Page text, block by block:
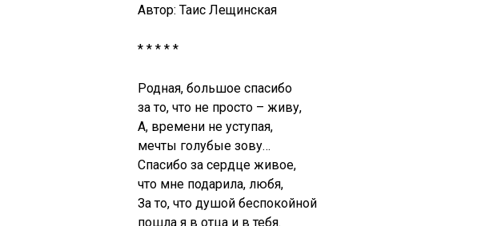
Автор: Таис Лещинская
* * * * *
Родная, большое спасибо
за то, что не просто – живу,
А, времени не уступая,
мечты голубые зову…
Спасибо за сердце живое,
что мне подарила, любя,
За то, что душой беспокойной
пошла я в отца и в тебя.